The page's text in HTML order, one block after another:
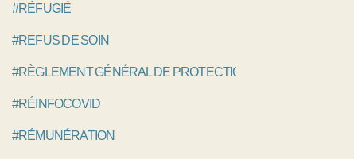
#RÉFUGIÉ
#REFUS DE SOIN
#RÈGLEMENT GÉNÉRAL DE PROTECTION DES DONNÉES,
#RÉINFOCOVID
#RÉMUNÉRATION